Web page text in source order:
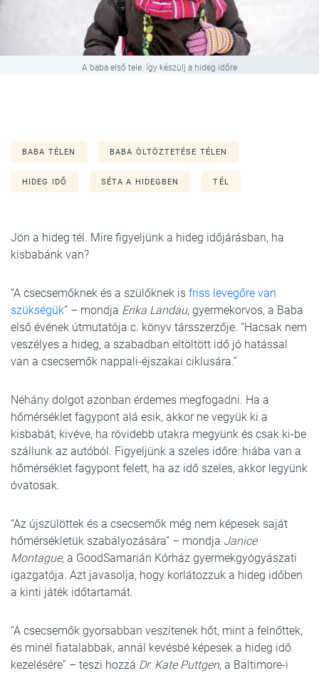
A baba első tele: így készülj a hideg időre
BABA TÉLEN BABA ÖLTÖZTETÉSE TÉLEN
HIDEG IDŐ SÉTA A HIDEGBEN TÉL
Jön a hideg tél. Mire figyeljünk a hideg időjárásban, ha
kisbabánk van?
“A csecsemőknek és a szülőknek is friss levegőre van
szükségük” – mondja Erika Landau, gyermekorvos, a Baba
első évének útmutatója c. könyv társszerzője. “Hacsak nem
veszélyes a hideg, a szabadban eltöltött idő jó hatással
van a csecsemők nappali-éjszakai ciklusára.”
Néhány dolgot azonban érdemes megfogadni. Ha a
hőmérséklet fagypont alá esik, akkor ne vegyük ki a
kisbabát, kivéve, ha rövidebb utakra megyünk és csak ki-be
szállunk az autóból. Figyeljünk a szeles időre: hiába van a
hőmérséklet fagypont felett, ha az idő szeles, akkor legyünk
óvatosak.
“Az újszülöttek és a csecsemők még nem képesek saját
hőmérsékletük szabályozására” – mondja Janice
Montague, a GoodSamarián Kórház gyermekgyógyászati
igazgatója. Azt javasolja, hogy korlátozzuk a hideg időben
a kinti játék időtartamát.
“A csecsemők gyorsabban veszítenek hőt, mint a felnőttek,
és minél fiatalabbak, annál kevésbé képesek a hideg idő
kezelésére” – teszi hozzá Dr. Kate Puttgen, a Baltimore-i